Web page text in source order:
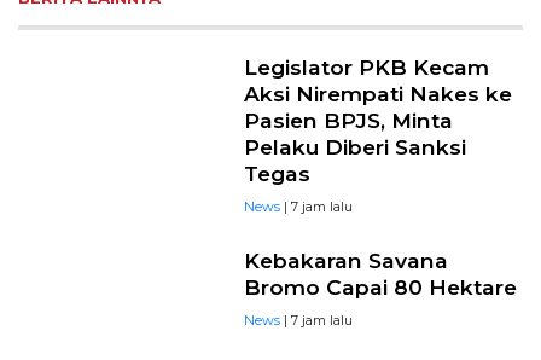
Legislator PKB Kecam
Aksi Nirempati Nakes ke
Pasien BPJS, Minta
Pelaku Diberi Sanksi
Tegas
News| 7 jam lalu
Kebakaran Savana
Bromo Capai 80 Hektare
News| 7 jam lalu